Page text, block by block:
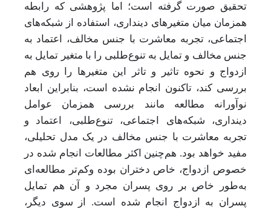
تحقیق صورت گرفته است؛ اما پژوهشی که رابطه
همزمان میان متغیرهای دینداری، استفاده از شبکه‌های
اجتماعی، تجربه معاشرت با جنس مخالف، اعتماد به
جنس مخالف و تمایل به تنوع‎‌طلبی را با متغیر تمایل به
ازدواج و نحوه تاثیر و تاثر این متغیرها را روی هم
بررسی کند، تاکنون انجام نشده است، بنابراین ابعاد
نوآورانه مطالعه مانند بررسی همزمان عوامل
دینداری، شبکه‌های اجتماعی، تنوع‌طلبی، اعتماد و
تجربه معاشرت با جنس مخالف در یک مدل تحلیلی،
مفید خواهد بود. هم‌چنین اکثر مطالعات انجام شده در
خصوص ازدواج، خاص دختران بوده وکم‌تر مطالعه‌ای
به‌طور خاص بر روی پسران مجرد و آن هم تمایل
پسران به ازدواج انجام شده است. از سوی دیگر،